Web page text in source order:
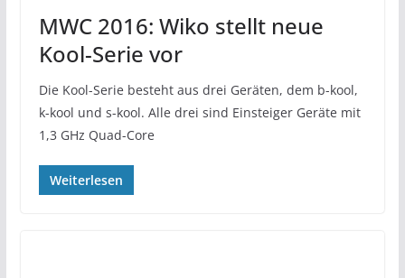
MWC 2016: Wiko stellt neue
Kool-Serie vor
Die Kool-Serie besteht aus drei Geräten, dem b-kool,
k-kool und s-kool. Alle drei sind Einsteiger Geräte mit
1,3 GHz Quad-Core
Weiterlesen